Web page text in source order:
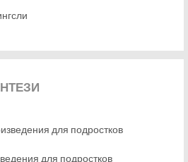
для подростков
для подростков